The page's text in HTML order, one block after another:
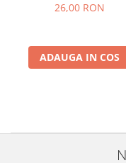
26,00 RON
ADAUGA IN COS